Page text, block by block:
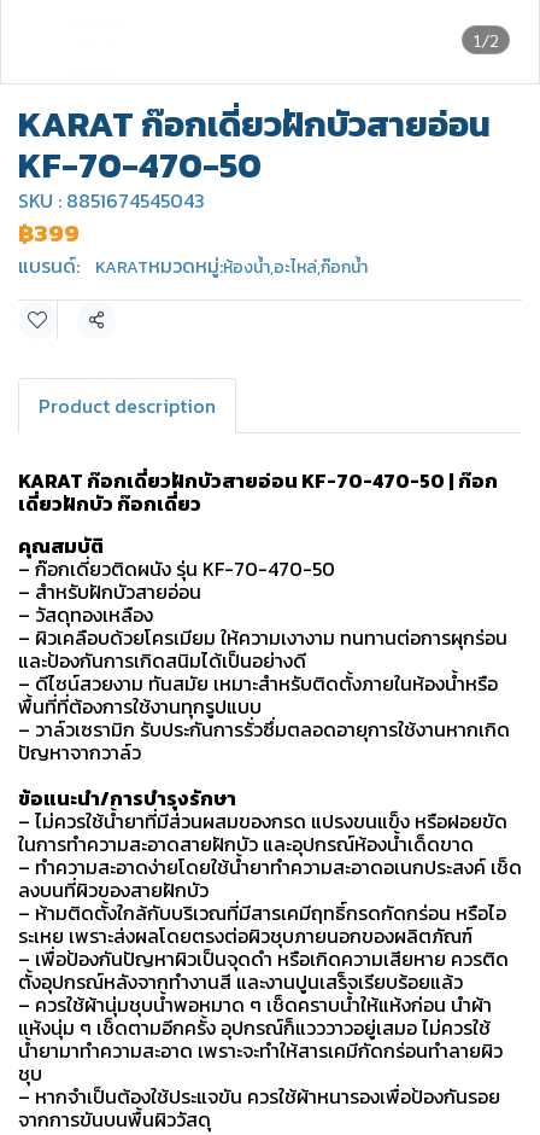
1/2
KARAT ก๊อกเดี่ยวฝักบัวสายอ่อน
KF-70-470-50
SKU : 8851674545043
฿399
แบรนด์: KARATหมวดหมู่:ห้องน้ำ,อะไหล่,ก๊อกน้ำ
แชร์
Product description
KARAT ก๊อกเดี่ยวฝักบัวสายอ่อน KF-70-470-50 | ก๊อก
เดี่ยวฝักบัว ก๊อกเดี่ยว
คุณสมบัติ
– ก๊อกเดี่ยวติดผนัง รุ่น KF-70-470-50
– สำหรับฝักบัวสายอ่อน
– วัสดุทองเหลือง
– ผิวเคลือบด้วยโครเมียม ให้ความเงางาม ทนทานต่อการผุกร่อน
และป้องกันการเกิดสนิมได้เป็นอย่างดี
– ดีไซน์สวยงาม ทันสมัย เหมาะสำหรับติดตั้งภายในห้องน้ำหรือ
พื้นที่ที่ต้องการใช้งานทุกรูปแบบ
– วาล์วเซรามิก รับประกันการรั่วซึ่มตลอดอายุการใช้งานหากเกิด
ปัญหาจากวาล์ว
ข้อแนะนำ/การบำรุงรักษา
– ไม่ควรใช้น้ำยาที่มีส่วนผสมของกรด แปรงขนแข็ง หรือฝอยขัด
ในการทำความสะอาดสายฝักบัว และอุปกรณ์ห้องน้ำเด็ดขาด
– ทำความสะอาดง่ายโดยใช้น้ำยาทำความสะอาดอเนกประสงค์ เช็ด
ลงบนที่ผิวของสายฝักบัว
– ห้ามติดตั้งใกล้กับบริเวณที่มีสารเคมีฤทธิ์กรดกัดกร่อน หรือไอ
ระเหย เพราะส่งผลโดยตรงต่อผิวชุบภายนอกของผลิตภัณฑ์
– เพื่อป้องกันปัญหาผิวเป็นจุดดำ หรือเกิดความเสียหาย ควรติด
ตั้งอุปกรณ์หลังจากทำงานสี และงานปูนเสร็จเรียบร้อยแล้ว
– ควรใช้ผ้านุ่มชุบน้ำพอหมาด ๆ เช็ดคราบน้ำให้แห้งก่อน นำผ้า
แห้งนุ่ม ๆ เช็ดตามอีกครั้ง อุปกรณ์ก็แวววาวอยู่เสมอ ไม่ควรใช้
น้ำยามาทำความสะอาด เพราะจะทำให้สารเคมีกัดกร่อนทำลายผิว
ชุบ
– หากจำเป็นต้องใช้ประแจขัน ควรใช้ผ้าหนารองเพื่อป้องกันรอย
จากการขันบนพื้นผิววัสดุ